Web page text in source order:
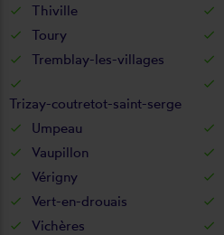
Thiville
Toury
Tremblay-les-villages
Trizay-coutretot-saint-serge
Umpeau
Vaupillon
Vérigny
Vert-en-drouais
Vichères